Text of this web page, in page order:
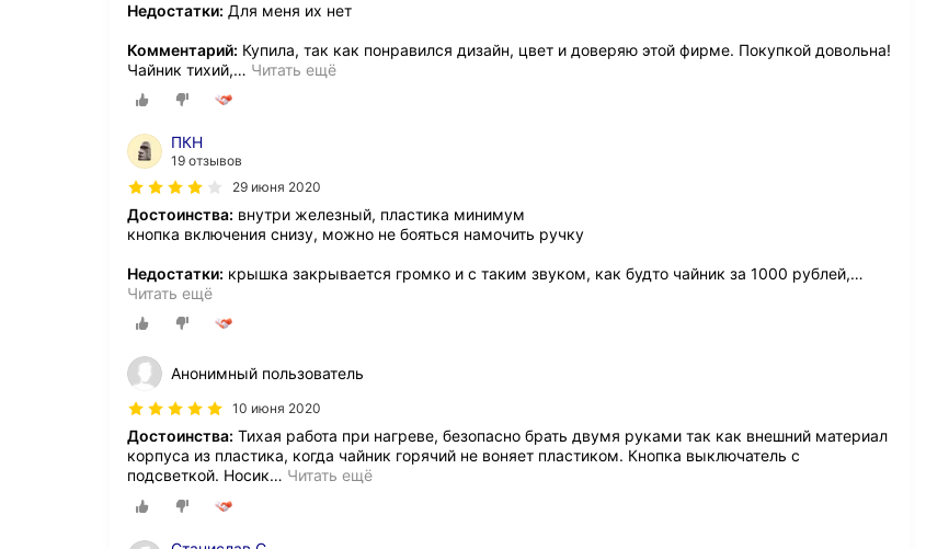
Недостатки: Для меня их нет
Комментарий: Купила, так как понравился дизайн, цвет и доверяю этой фирме. Покупкой довольна!
Чайник тихий,… Читать ещё
ПКН
19 отзывов
29 июня 2020
Достоинства: внутри железный, пластика минимум
кнопка включения снизу, можно не бояться намочить ручку
Недостатки: крышка закрывается громко и с таким звуком, как будто чайник за 1000 рублей,…
Читать ещё
Анонимный пользователь
10 июня 2020
Достоинства: Тихая работа при нагреве, безопасно брать двумя руками так как внешний материал
корпуса из пластика, когда чайник горячий не воняет пластиком. Кнопка выключатель с
подсветкой. Носик… Читать ещё